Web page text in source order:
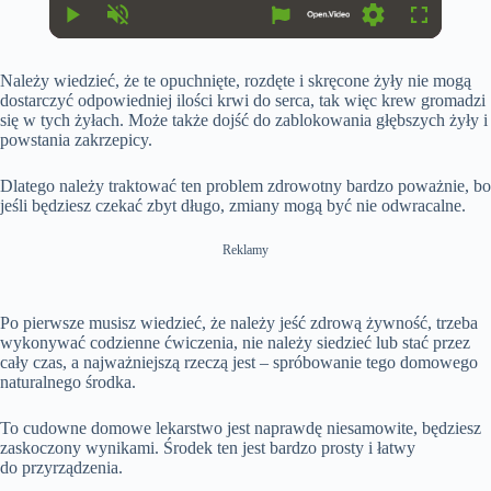
y
u
t
e
r
e
t
T
i
m
e
t
o
n
t
i
n
g
l
s
c
r
Należy wiedzieć, że te opuchnięte, rozdęte i skręcone żyły nie mogą
dostarczyć odpowiedniej ilości krwi do serca, tak więc krew gromadzi
się w tych żyłach. Może także dojść do zablokowania głębszych żyły i
powstania zakrzepicy.
Dlatego należy traktować ten problem zdrowotny bardzo poważnie, bo
jeśli będziesz czekać zbyt długo, zmiany mogą być nie odwracalne.
Reklamy
Po pierwsze musisz wiedzieć, że należy jeść zdrową żywność, trzeba
wykonywać codzienne ćwiczenia, nie należy siedzieć lub stać przez
cały czas, a najważniejszą rzeczą jest – spróbowanie tego domowego
naturalnego środka.
To cudowne domowe lekarstwo jest naprawdę niesamowite, będziesz
zaskoczony wynikami. Środek ten jest bardzo prosty i łatwy
do przyrządzenia.